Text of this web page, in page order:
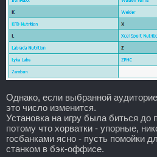
Однако, если выбранной
это число изменится.
Установка на игру была биться до
потому что хорватки - упорные,
госбанками ясно - пусть помойки
станком в бэк-оффисе.